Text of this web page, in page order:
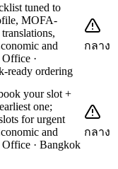
tuned to
MOFA-
and
·
ready ordering
กลาง
your slot +
one;
for urgent
and
· Bangkok
กลาง